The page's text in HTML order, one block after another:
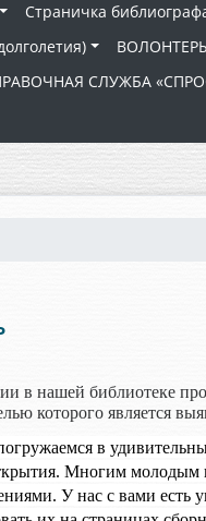
Страничка
СЛУЖБА
в нашей библиотеке
которого является
в
Многим молодым
У нас с вами есть